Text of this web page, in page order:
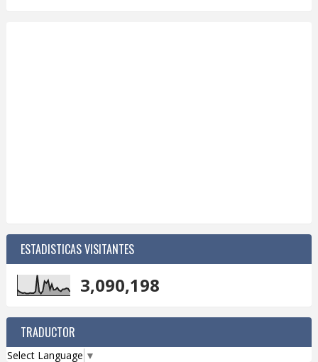
ESTADISTICAS VISITANTES
3,090,198
TRADUCTOR
Select Language ▼